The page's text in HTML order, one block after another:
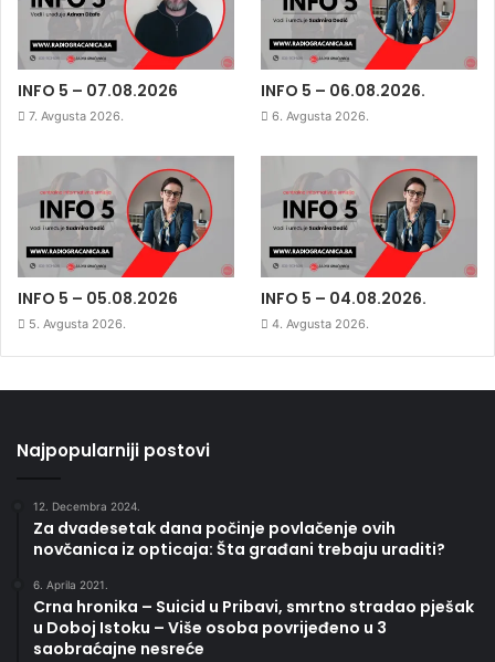
INFO 5 – 07.08.2026
7. Avgusta 2026.
INFO 5 – 06.08.2026.
6. Avgusta 2026.
INFO 5 – 05.08.2026
5. Avgusta 2026.
INFO 5 – 04.08.2026.
4. Avgusta 2026.
Najpopularniji postovi
12. Decembra 2024.
Za dvadesetak dana počinje povlačenje ovih
novčanica iz opticaja: Šta građani trebaju uraditi?
6. Aprila 2021.
Crna hronika – Suicid u Pribavi, smrtno stradao pješak
u Doboj Istoku – Više osoba povrijeđeno u 3
saobraćajne nesreće